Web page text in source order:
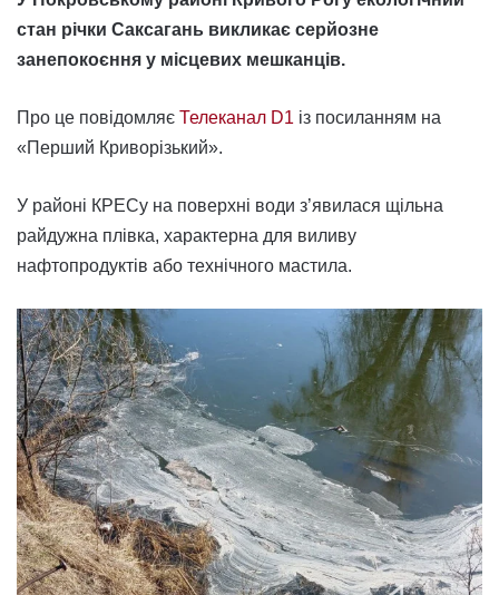
стан річки Саксагань викликає серйозне
занепокоєння у місцевих мешканців.
Про це повідомляє Телеканал D1 із посиланням на
«Перший Криворізький».
У районі КРЕСу на поверхні води з’явилася щільна
райдужна плівка, характерна для виливу
нафтопродуктів або технічного мастила.